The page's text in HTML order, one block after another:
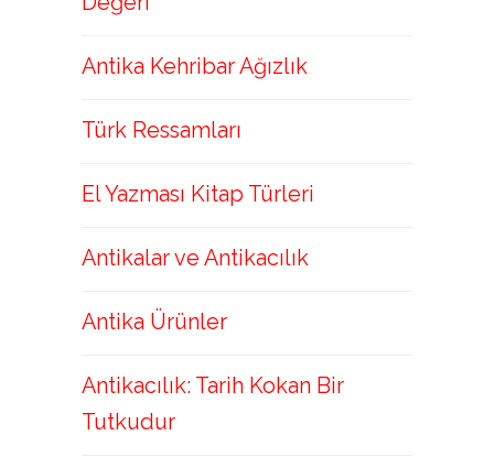
Antika Kehribar Ağızlık
Türk Ressamları
El Yazması Kitap Türleri
Antikalar ve Antikacılık
Antika Ürünler
Antikacılık: Tarih Kokan Bir
Tutkudur